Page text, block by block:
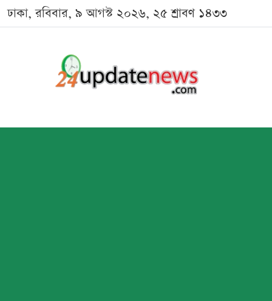
ঢাকা, রবিবার, ৯ আগস্ট ২০২৬, ২৫ শ্রাবণ ১৪৩৩